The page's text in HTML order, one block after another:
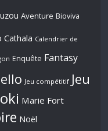
Aventure Bioviva
Cathala Calendrier de
Enquête Fantasy
Jeu compétitif Jeu
Marie Fort
Noël